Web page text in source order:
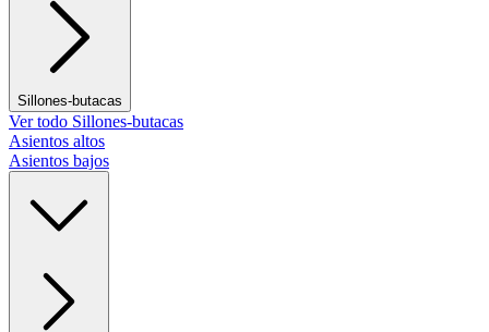
Sillones-butacas
Ver todo Sillones-butacas
Asientos altos
Asientos bajos